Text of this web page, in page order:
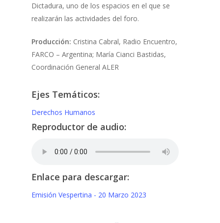
Dictadura, uno de los espacios en el que se
realizarán las actividades del foro.
Producción: Cristina Cabral, Radio Encuentro,
FARCO – Argentina; María Cianci Bastidas,
Coordinación General ALER
Ejes Temáticos:
Derechos Humanos
Reproductor de audio:
Enlace para descargar:
Emisión Vespertina - 20 Marzo 2023